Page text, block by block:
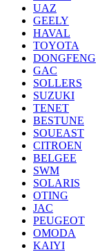
UAZ
GEELY
HAVAL
TOYOTA
DONGFENG
GAC
SOLLERS
SUZUKI
TENET
BESTUNE
SOUEAST
CITROEN
BELGEE
SWM
SOLARIS
OTING
JAC
PEUGEOT
OMODA
KAIYI